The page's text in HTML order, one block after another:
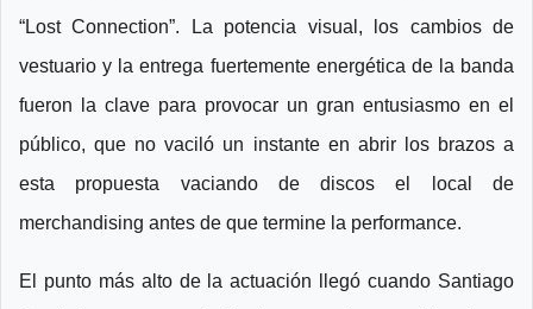
“Lost Connection”. La potencia visual, los cambios de
vestuario y la entrega fuertemente energética de la banda
fueron la clave para provocar un gran entusiasmo en el
público, que no vaciló un instante en abrir los brazos a
esta propuesta vaciando de discos el local de
merchandising antes de que termine la performance.
El punto más alto de la actuación llegó cuando Santiago